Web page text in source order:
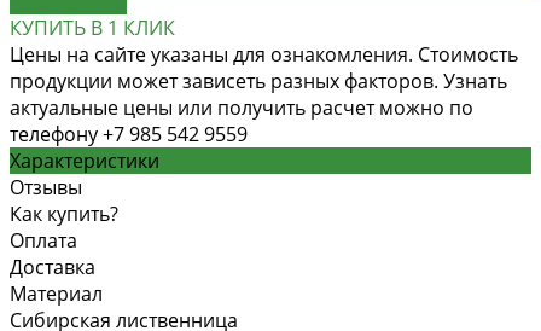
КУПИТЬ В 1 КЛИК
Цены на сайте указаны для ознакомления. Стоимость
продукции может зависеть разных факторов. Узнать
актуальные цены или получить расчет можно по
телефону +7 985 542 9559
Характеристики
Отзывы
Как купить?
Оплата
Доставка
Материал
Сибирская лиственница